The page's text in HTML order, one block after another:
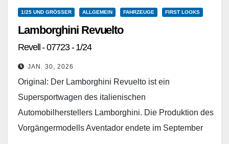
1/25 UND GRÖSSER ALLGEMEIN FAHRZEUGE FIRST LOOKS
Lamborghini Revuelto
Revell - 07723 - 1/24
JAN. 30, 2026
Original: Der Lamborghini Revuelto ist ein
Supersportwagen des italienischen
Automobilherstellers Lamborghini. Die Produktion des
Vorgängermodells Aventador endete im September